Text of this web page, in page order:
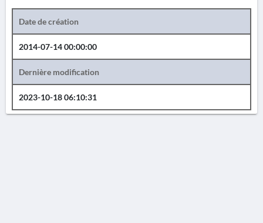
Date de création
2014-07-14 00:00:00
Dernière modification
2023-10-18 06:10:31